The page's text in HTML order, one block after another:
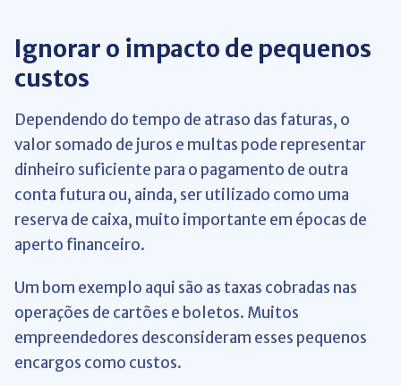
Ignorar o impacto de pequenos
custos
Dependendo do tempo de atraso das faturas, o
valor somado de juros e multas pode representar
dinheiro suficiente para o pagamento de outra
conta futura ou, ainda, ser utilizado como uma
reserva de caixa, muito importante em épocas de
aperto financeiro.
Um bom exemplo aqui são as taxas cobradas nas
operações de cartões e boletos. Muitos
empreendedores desconsideram esses pequenos
encargos como custos.